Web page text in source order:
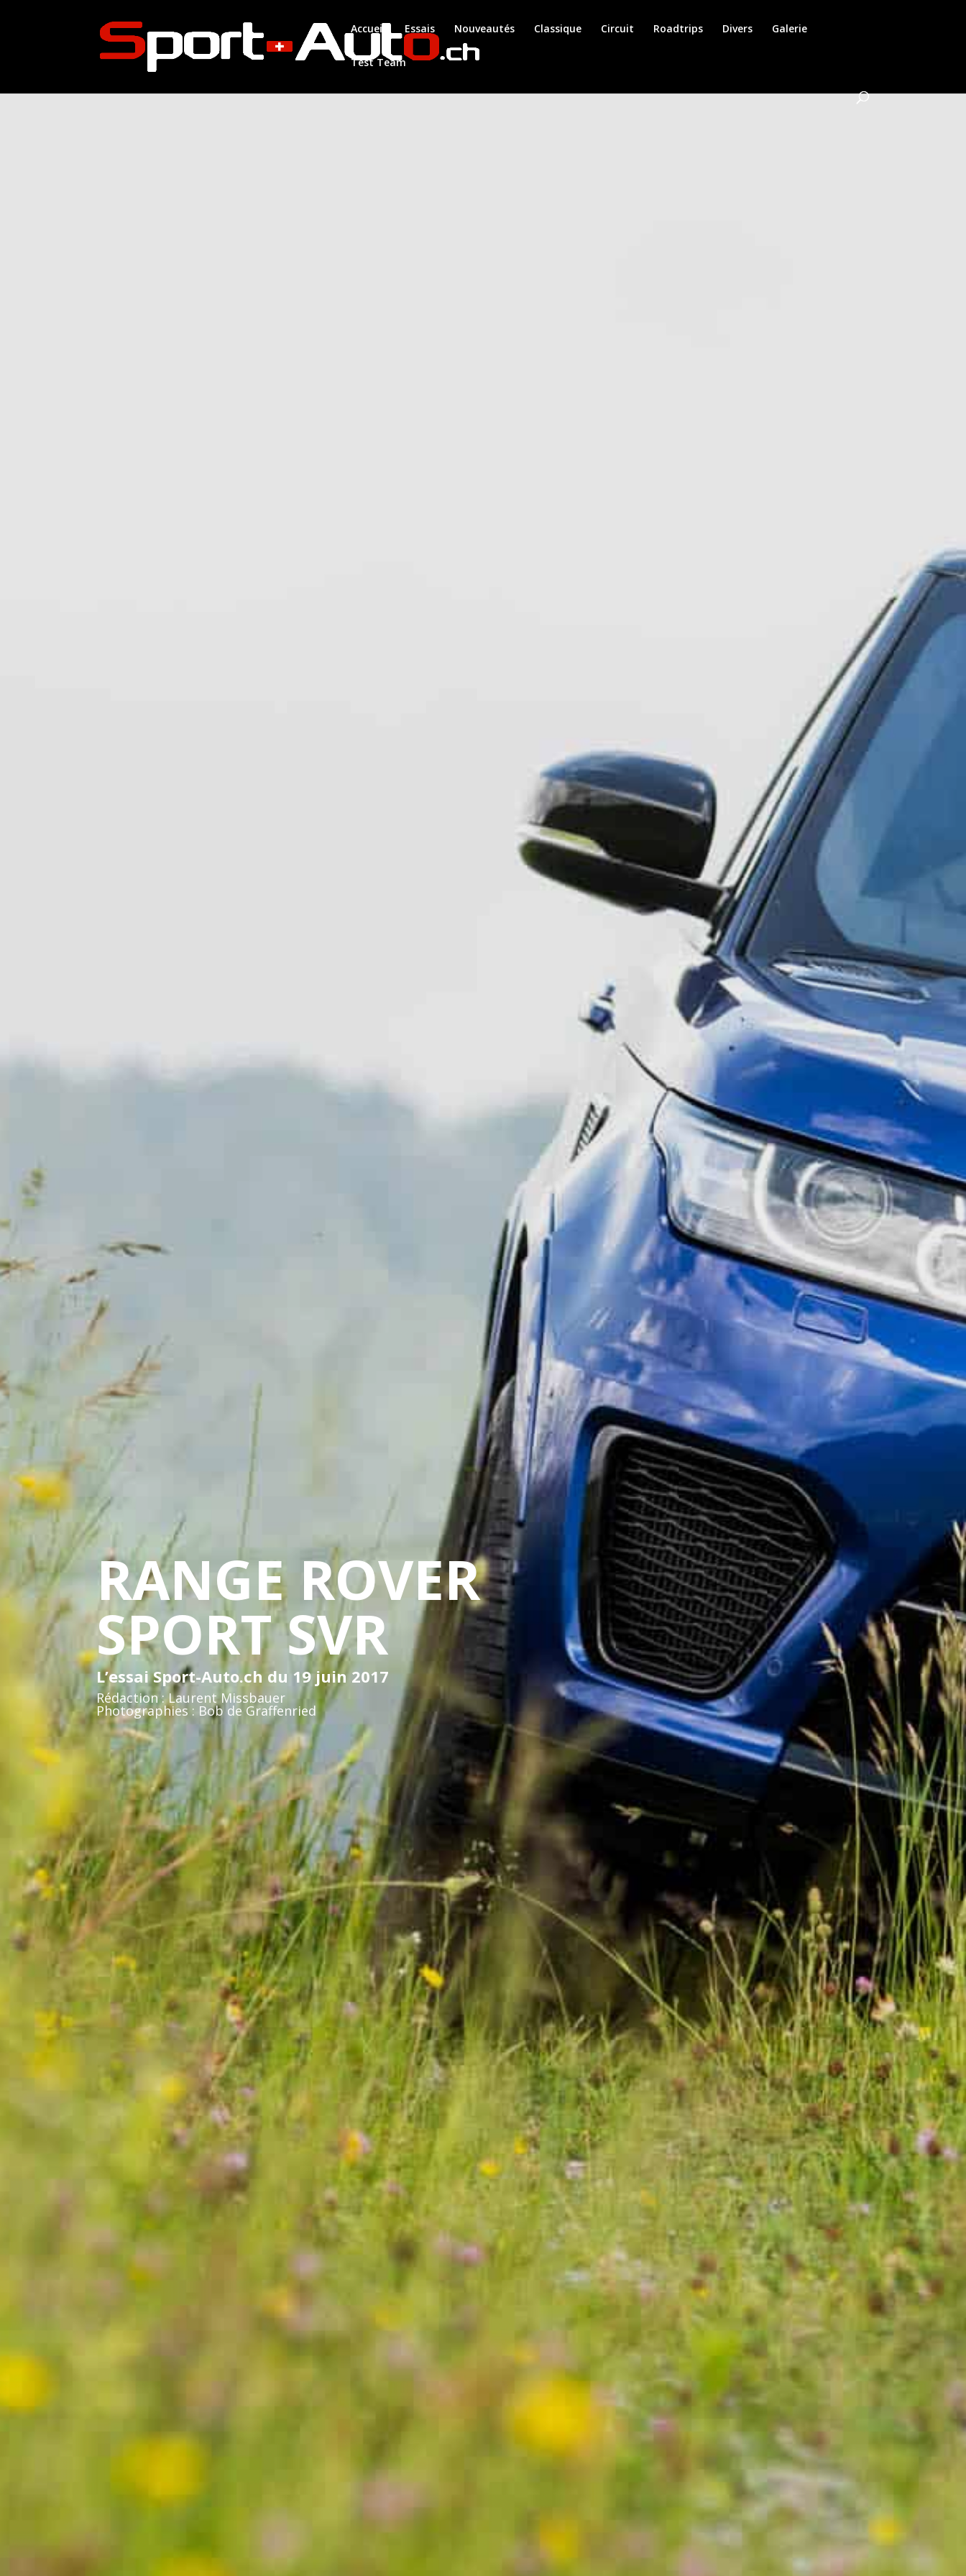
Accueil Essais Nouveautés Classique Circuit Roadtrips Divers Galerie
Test Team
RANGE ROVER
SPORT SVR
L’essai Sport-Auto.ch du 19 juin 2017
Rédaction : Laurent Missbauer
Photographies : Bob de Graffenried